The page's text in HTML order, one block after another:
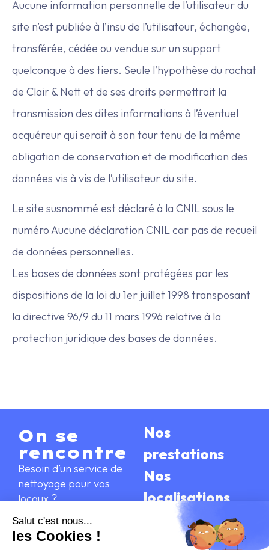
Aucune information personnelle de l’utilisateur du
site n’est publiée à l’insu de l’utilisateur, échangée,
transférée, cédée ou vendue sur un support
quelconque à des tiers. Seule l’hypothèse du rachat
de Clair & Nett et de ses droits permettrait la
transmission des dites informations à l’éventuel
acquéreur qui serait à son tour tenu de la même
obligation de conservation et de modification des
données vis à vis de l’utilisateur du site.
Le site susnommé est déclaré à la CNIL sous le
numéro Aucune déclaration CNIL car pas de recueil
de données personnelles.
Les bases de données sont protégées par les
dispositions de la loi du 1er juillet 1998 transposant
la directive 96/9 du 11 mars 1996 relative à la
protection juridique des bases de données.
On se
rencontre
Besoin d’un service de
nettoyage pour vos
locaux ?
Demander
un devis
Nos
prestations
Nos
localisations
Nous
contacter